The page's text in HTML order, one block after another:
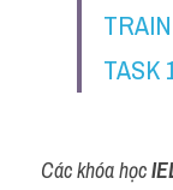
TASK
Các khóa học